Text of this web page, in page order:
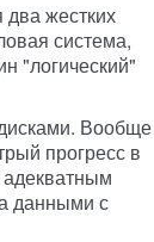
жестких
система,
"логический"
Вообще
прогресс в
данными с